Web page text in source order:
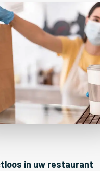
in uw restaurant